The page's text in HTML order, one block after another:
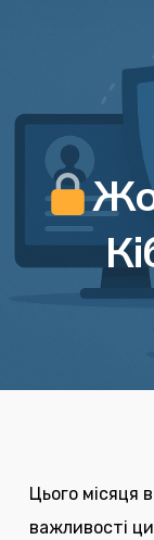
content
Цього місяця
важливості